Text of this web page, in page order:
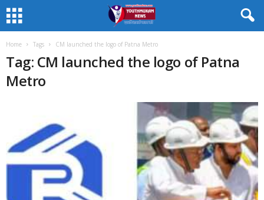
Home Tags CM launched the logo of Patna Metro
Tag: CM launched the logo of Patna
Metro